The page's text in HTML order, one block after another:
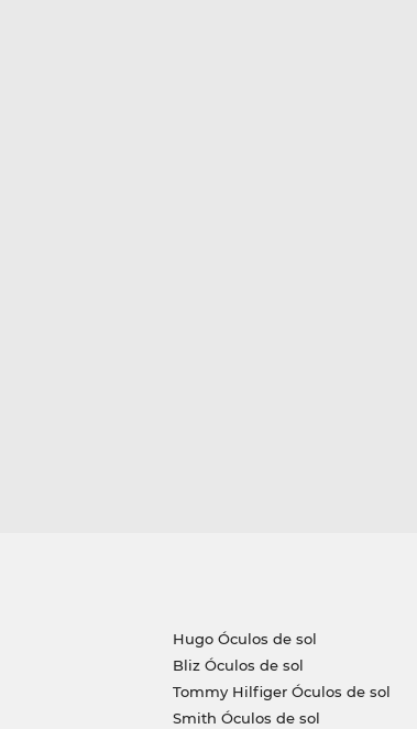
Hugo Óculos de sol
Bliz Óculos de sol
Tommy Hilfiger Óculos de sol
Smith Óculos de sol